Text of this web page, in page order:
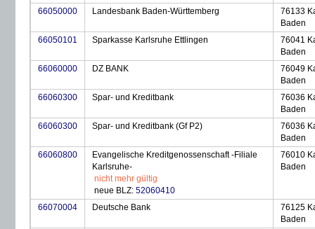
66050000
Landesbank Baden-Württemberg
76133
Baden
66050101
Sparkasse Karlsruhe Ettlingen
76041
Baden
66060000
DZ BANK
76049
Baden
66060300
Spar- und Kreditbank
76036
Baden
66060300
Spar- und Kreditbank (Gf P2)
76036
Baden
66060800
Evangelische Kreditgenossenschaft -Filiale
Karlsruhe-
nicht mehr gültig
neue BLZ: 52060410
76010
Baden
66070004 Deutsche Bank
76125
Baden